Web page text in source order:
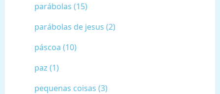
parábolas (15)
parábolas de jesus (2)
páscoa (10)
paz (1)
pequenas coisas (3)